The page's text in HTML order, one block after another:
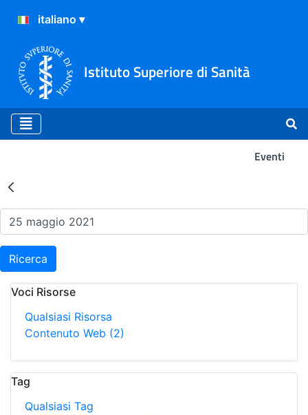
Istituto Superiore di Sanità
Eventi
Risultati della Ricerca -
Ricerca
Voci Risorse
Qualsiasi Risorsa
Contenuto Web (2)
Tag
Qualsiasi Tag